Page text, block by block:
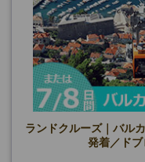
ランドクルーズ｜バル
発着／ドブ